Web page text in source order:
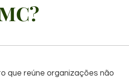
que reúne organizações não